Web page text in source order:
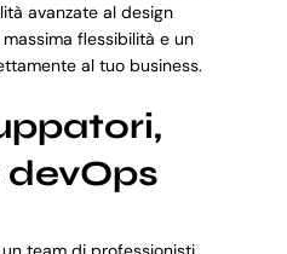
avanzate al design
flessibilità e un
al tuo business.